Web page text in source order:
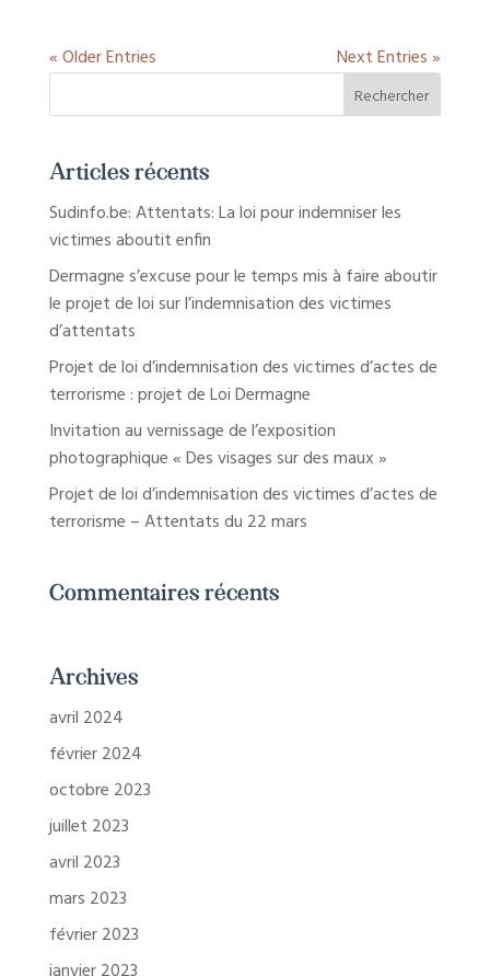
« Older Entries Next Entries »
Articles récents
Sudinfo.be: Attentats: La loi pour indemniser les
victimes aboutit enfin
Dermagne s’excuse pour le temps mis à faire aboutir
le projet de loi sur l’indemnisation des victimes
d’attentats
Projet de loi d’indemnisation des victimes d’actes de
terrorisme : projet de Loi Dermagne
Invitation au vernissage de l’exposition
photographique « Des visages sur des maux »
Projet de loi d’indemnisation des victimes d’actes de
terrorisme – Attentats du 22 mars
Commentaires récents
Archives
avril 2024
février 2024
octobre 2023
juillet 2023
avril 2023
mars 2023
février 2023